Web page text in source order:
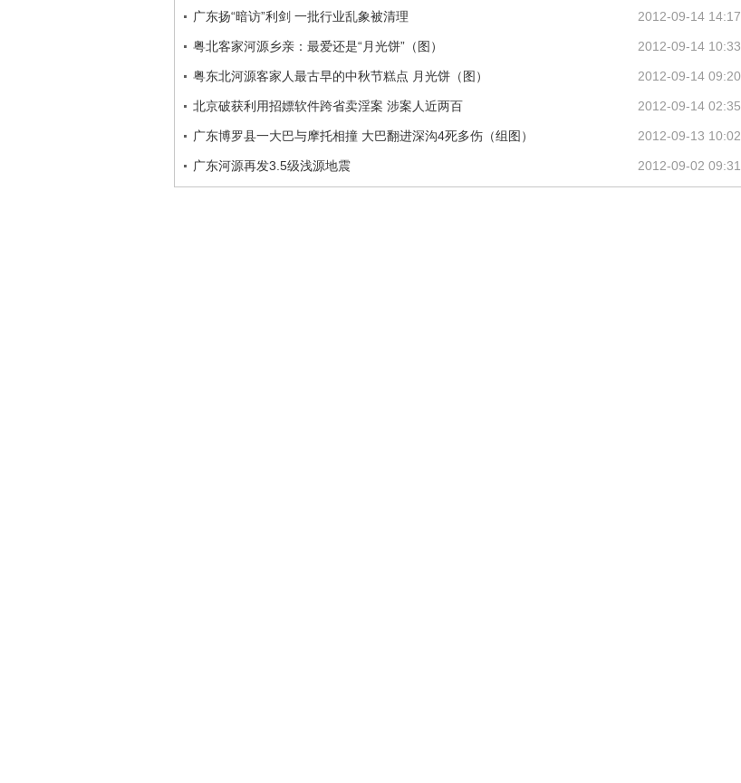
2012-09-14 14:17
广东扬“暗访”利剑 一批行业乱象被清理
2012-09-14 10:33
粤北客家河源乡亲：最爱还是“月光饼”（图）
2012-09-14 09:20
粤东北河源客家人最古早的中秋节糕点 月光饼（图）
2012-09-14 02:35
北京破获利用招嫖软件跨省卖淫案 涉案人近两百
2012-09-13 10:02
广东博罗县一大巴与摩托相撞 大巴翻进深沟4死多伤（组图）
2012-09-02 09:31
广东河源再发3.5级浅源地震